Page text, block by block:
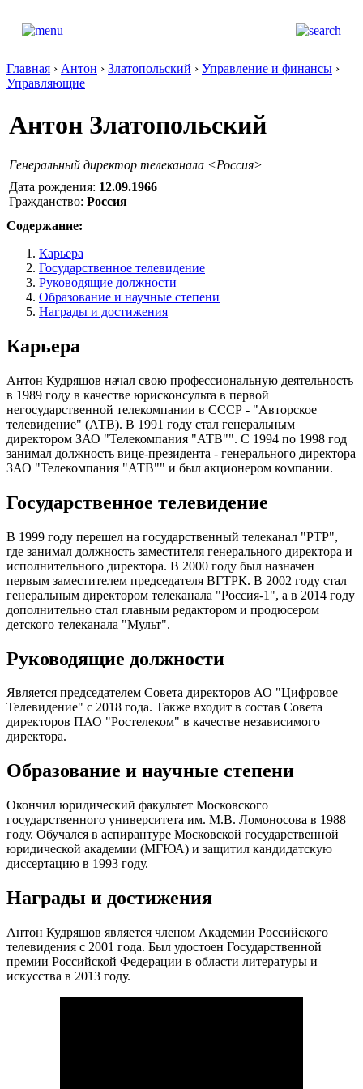
Главная › Антон › Златопольский › Управление и финансы ›
Управляющие
Антон Златопольский
Генеральный директор телеканала <Россия>
Дата рождения: 12.09.1966
Гражданство: Россия
Содержание:
Карьера
Государственное телевидение
Руководящие должности
Образование и научные степени
Награды и достижения
Карьера
Антон Кудряшов начал свою профессиональную деятельность
в 1989 году в качестве юрисконсульта в первой
негосударственной телекомпании в СССР - "Авторское
телевидение" (АТВ). В 1991 году стал генеральным
директором ЗАО "Телекомпания "АТВ"". С 1994 по 1998 год
занимал должность вице-президента - генерального директора
ЗАО "Телекомпания "АТВ"" и был акционером компании.
Государственное телевидение
В 1999 году перешел на государственный телеканал "РТР",
где занимал должность заместителя генерального директора и
исполнительного директора. В 2000 году был назначен
первым заместителем председателя ВГТРК. В 2002 году стал
генеральным директором телеканала "Россия-1", а в 2014 году
дополнительно стал главным редактором и продюсером
детского телеканала "Мульт".
Руководящие должности
Является председателем Совета директоров АО "Цифровое
Телевидение" с 2018 года. Также входит в состав Совета
директоров ПАО "Ростелеком" в качестве независимого
директора.
Образование и научные степени
Окончил юридический факультет Московского
государственного университета им. М.В. Ломоносова в 1988
году. Обучался в аспирантуре Московской государственной
юридической академии (МГЮА) и защитил кандидатскую
диссертацию в 1993 году.
Награды и достижения
Антон Кудряшов является членом Академии Российского
телевидения с 2001 года. Был удостоен Государственной
премии Российской Федерации в области литературы и
искусства в 2013 году.